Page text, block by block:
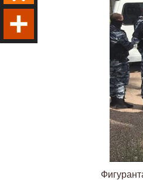
Odnoklassniki